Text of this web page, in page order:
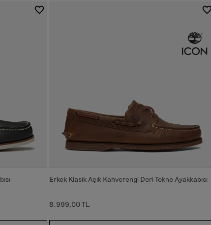
Erkek Klasik Açık Kahverengi Deri Tekne Ayakkabısı
8.999,00 TL